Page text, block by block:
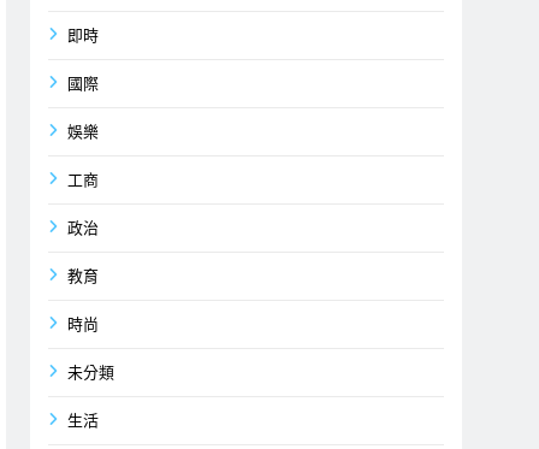
即時
國際
娛樂
工商
政治
教育
時尚
未分類
生活